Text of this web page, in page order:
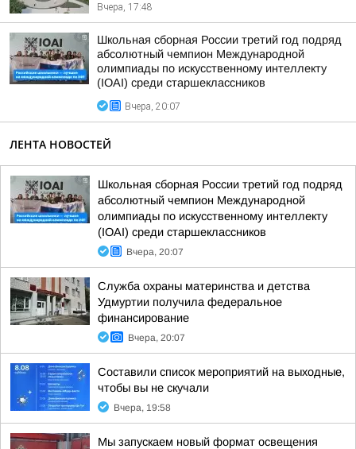
Вчера, 17:48
Школьная сборная России третий год подряд
абсолютный чемпион Международной
олимпиады по искусственному интеллекту
(IOAI) среди старшеклассников
Вчера, 20:07
ЛЕНТА НОВОСТЕЙ
Школьная сборная России третий год подряд
абсолютный чемпион Международной
олимпиады по искусственному интеллекту
(IOAI) среди старшеклассников
Вчера, 20:07
Служба охраны материнства и детства
Удмуртии получила федеральное
финансирование
Вчера, 20:07
Составили список мероприятий на выходные,
чтобы вы не скучали
Вчера, 19:58
Мы запускаем новый формат освещения